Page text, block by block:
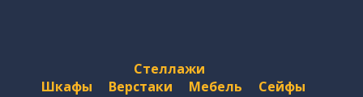
Стеллажи
Шкафы
Верстаки Мебель Сейфы